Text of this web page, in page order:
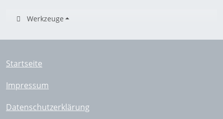
Werkzeuge
Startseite
Impressum
Datenschutzerklärung